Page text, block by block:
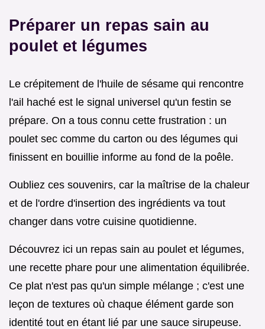
Préparer un repas sain au
poulet et légumes
Le crépitement de l'huile de sésame qui rencontre
l'ail haché est le signal universel qu'un festin se
prépare. On a tous connu cette frustration : un
poulet sec comme du carton ou des légumes qui
finissent en bouillie informe au fond de la poêle.
Oubliez ces souvenirs, car la maîtrise de la chaleur
et de l'ordre d'insertion des ingrédients va tout
changer dans votre cuisine quotidienne.
Découvrez ici un repas sain au poulet et légumes,
une recette phare pour une alimentation équilibrée.
Ce plat n'est pas qu'un simple mélange ; c'est une
leçon de textures où chaque élément garde son
identité tout en étant lié par une sauce sirupeuse.